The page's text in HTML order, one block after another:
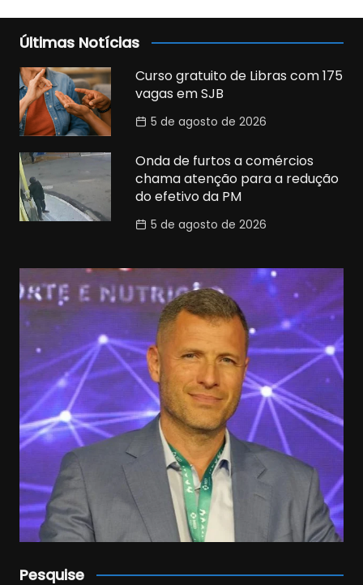
Últimas Notícias
Curso gratuito de Libras com 175
vagas em SJB
5 de agosto de 2026
Onda de furtos a comércios
chama atenção para a redução
do efetivo da PM
5 de agosto de 2026
Pesquise